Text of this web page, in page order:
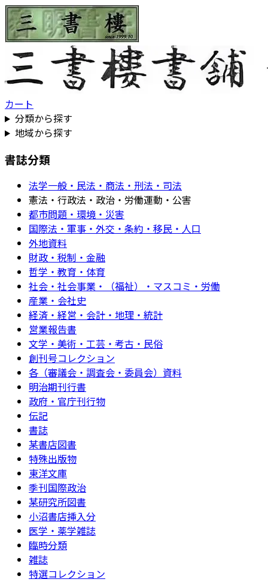
カート
分類から探す
地域から探す
書誌分類
法学一般・民法・商法・刑法・司法
憲法・行政法・政治・労働運動・公害
都市問題・環境・災害
国際法・軍事・外交・条約・移民・人口
外地資料
財政・税制・金融
哲学・教育・体育
社会・社会事業・（福祉）・マスコミ・労働
産業・会社史
経済・経営・会計・地理・統計
営業報告書
文学・美術・工芸・考古・民俗
創刊号コレクション
各（審議会・調査会・委員会）資料
明治期刊行書
政府・官庁刊行物
伝記
書誌
某書店図書
特殊出版物
東洋文庫
季刊国際政治
某研究所図書
小沼書店挿入分
医学・薬学雑誌
臨時分類
雑誌
特選コレクション